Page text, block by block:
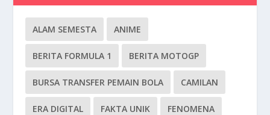
ALAM SEMESTA ANIME
BERITA FORMULA 1 BERITA MOTOGP
BURSA TRANSFER PEMAIN BOLA CAMILAN
ERA DIGITAL FAKTA UNIK FENOMENA